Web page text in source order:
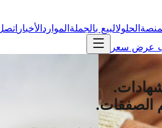
الحلولالبيع بالجملةالمواردالأخبار
عرض سعر
الصفقات.